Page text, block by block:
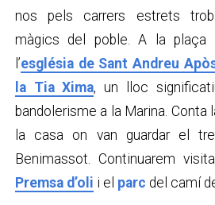
nos pels carrers estrets
màgics del poble. A la plaça
l’església de Sant Andreu
la Tia Xima, un lloc
bandolerisme a la Marina. Conta
la casa on van guardar el
Benimassot. Continuarem
Premsa d’oli i el parc del camí